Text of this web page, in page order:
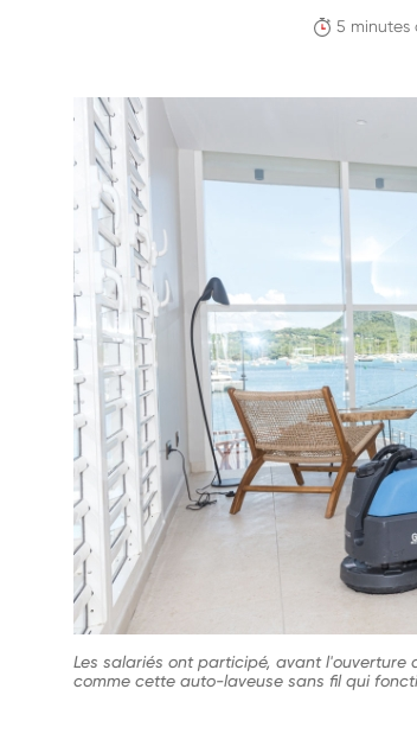
5 minutes
Les salariés ont participé, avant l'ouverture
comme cette auto-laveuse sans fil qui